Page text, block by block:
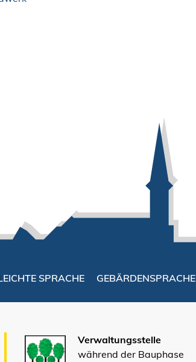
SPRACHE GEBÄRDENSPRACHE
Verwaltungsstelle
während der Bauphase